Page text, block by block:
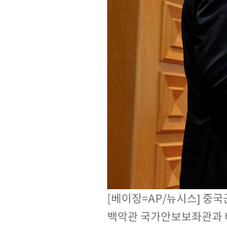
[베이징=AP/뉴시스] 중국
백악관 국가안보보좌관